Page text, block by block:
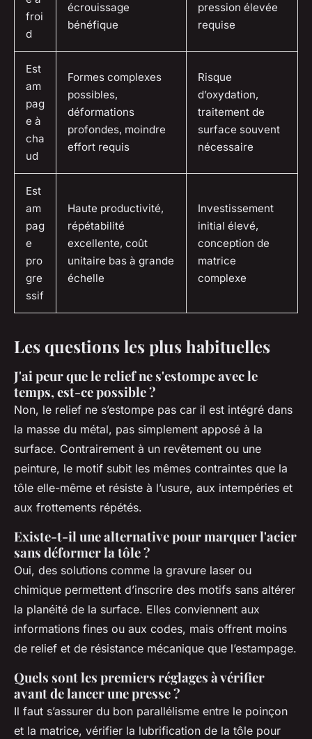
froi
d
écrouissage
bénéfique
pression élevée
requise
Est
am
pag
e à
cha
ud
Formes complexes
possibles,
déformations
profondes, moindre
effort requis
Risque
d’oxydation,
traitement de
surface souvent
nécessaire
Est
am
pag
e
pro
gre
ssif
Haute productivité,
répétabilité
excellente, coût
unitaire bas à grande
échelle
Investissement
initial élevé,
conception de
matrice
complexe
Les questions les plus habituelles
J'ai peur que le relief ne s'estompe avec le
temps, est-ce possible ?
Non, le relief ne s’estompe pas car il est intégré dans
la masse du métal, pas simplement apposé à la
surface. Contrairement à un revêtement ou une
peinture, le motif subit les mêmes contraintes que la
tôle elle-même et résiste à l’usure, aux intempéries et
aux frottements répétés.
Existe-t-il une alternative pour marquer l'acier
sans déformer la tôle ?
Oui, des solutions comme la gravure laser ou
chimique permettent d’inscrire des motifs sans altérer
la planéité de la surface. Elles conviennent aux
informations fines ou aux codes, mais offrent moins
de relief et de résistance mécanique que l’estampage.
Quels sont les premiers réglages à vérifier
avant de lancer une presse ?
Il faut s’assurer du bon parallélisme entre le poinçon
et la matrice, vérifier la lubrification de la tôle pour